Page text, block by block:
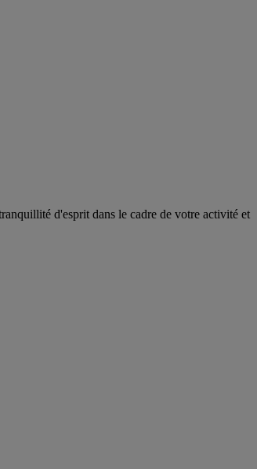
d'esprit dans le cadre de votre activité et